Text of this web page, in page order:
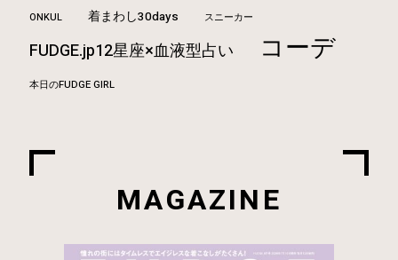
ONKUL 着まわし30days スニーカー
FUDGE.jp12星座×血液型占い コーデ
本日のFUDGE GIRL
MAGAZINE